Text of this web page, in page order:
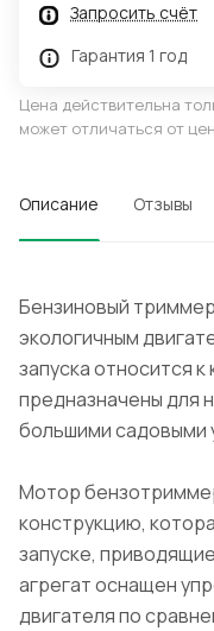
Запросить счёт
Гарантия 1 год
Цена действительна
может отличаться от
Описание Отзывы
Бензиновый
экологичным
запуска относится
предназначены для
большими садовыми
Мотор
конструкцию,
запуске,
агрегат оснащен
двигателя по